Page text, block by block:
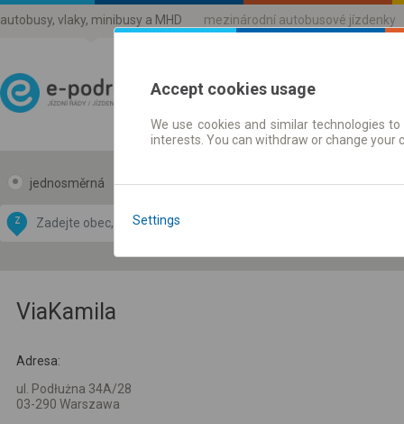
autobusy, vlaky, minibusy a MHD mezinárodní autobusové jízdenky
Jízdni řády a jízdenky
jednosměrná zpáteční
Z
by
OpenStreetMap
ViaKamila
Adresa:
ul. Podłużna 34A/28
03-290 Warszawa
Accept cookies usage
We use cookies and similar technologies
interests. You can withdraw or change
Settings